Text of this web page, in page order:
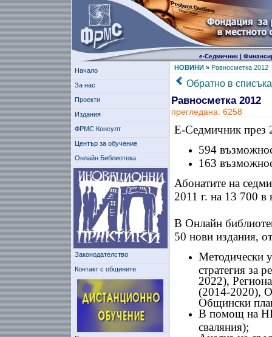
е-Седмичник|
Начало
За нас
Проекти
Издания
ФРМС Консулт
Център за обучение
Онлайн Библиотека
Законодателство
Контакт с общините
НОВИНИ» Равносметка 2012
Обратно в списъка
Равносметка 2012
прегледана: 6258
Е-Седмичник през
594
163
Абонатите на
2011 г. на 13 700 в
В Онлайн
50 нови издания,
Методически
стратегия за
2022),
(2014-2020),
Общински
В помощ на
сваляния);